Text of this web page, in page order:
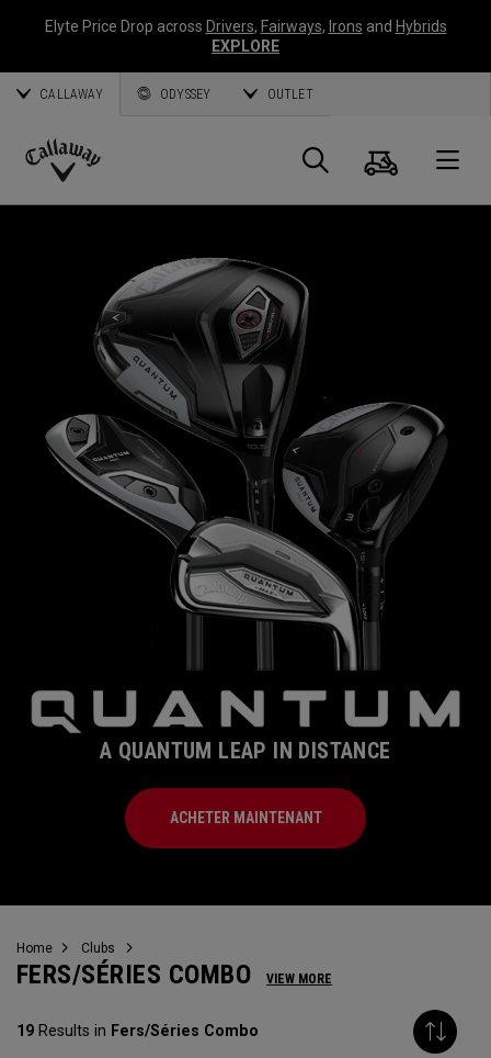
Elyte Price Drop across Drivers, Fairways, Irons and Hybrids
EXPLORE
CALLAWAY ODYSSEY OUTLET
Callaway
Panier
A QUANTUM LEAP IN DISTANCE
ACHETER MAINTENANT
Home Clubs
FERS/SÉRIES COMBO VIEW MORE
19 Results in Fers/Séries Combo